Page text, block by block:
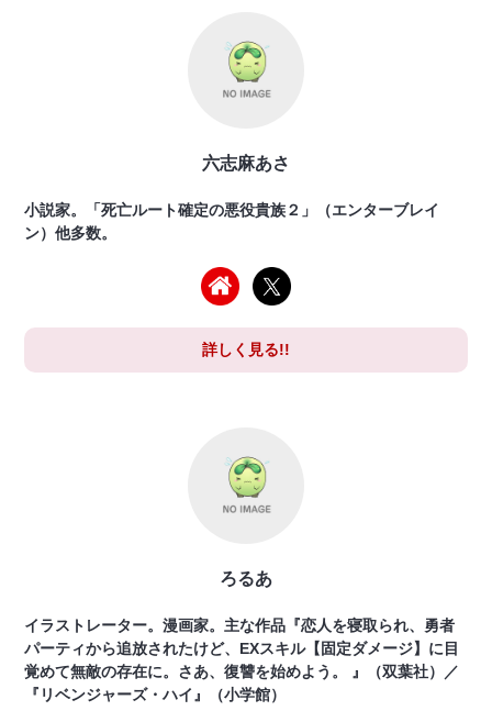
六志麻あさ
小説家。「死亡ルート確定の悪役貴族２」（エンターブレイ
ン）他多数。
詳しく見る!!
ろるあ
イラストレーター。漫画家。主な作品『恋人を寝取られ、勇者
パーティから追放されたけど、EXスキル【固定ダメージ】に目
覚めて無敵の存在に。さあ、復讐を始めよう。 』（双葉社）／
『リベンジャーズ・ハイ』（小学館）